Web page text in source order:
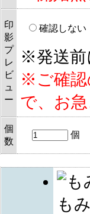
印
影
プ
レ
ビ
ュ
ー
確認しない
※発送前
※ご確認
で、お
個
数
個
も